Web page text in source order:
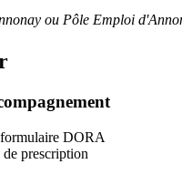
ou Pôle Emploi
DORA
prescription